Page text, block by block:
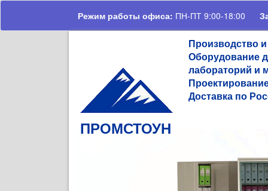
Режим работы офиса: ПН-ПТ 9:00-18:00
ПРОМСТОУН
Производство
Оборудование
лабораторий и
Доставка по